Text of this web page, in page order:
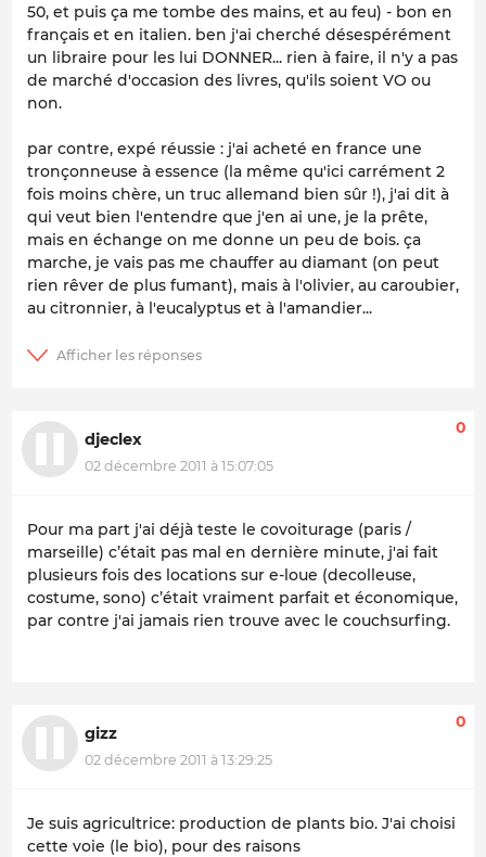
50, et puis ça me tombe des mains, et au feu) - bon en
français et en italien. ben j'ai cherché désespérément
un libraire pour les lui DONNER... rien à faire, il n'y a pas
de marché d'occasion des livres, qu'ils soient VO ou
non.
par contre, expé réussie : j'ai acheté en france une
tronçonneuse à essence (la même qu'ici carrément 2
fois moins chère, un truc allemand bien sûr !), j'ai dit à
qui veut bien l'entendre que j'en ai une, je la prête,
mais en échange on me donne un peu de bois. ça
marche, je vais pas me chauffer au diamant (on peut
rien rêver de plus fumant), mais à l'olivier, au caroubier,
au citronnier, à l'eucalyptus et à l'amandier...
djeclex
02 décembre 2011 à 15:07:05
0
Pour ma part j'ai déjà teste le covoiturage (paris /
marseille) c’était pas mal en dernière minute, j'ai fait
plusieurs fois des locations sur e-loue (decolleuse,
costume, sono) c’était vraiment parfait et économique,
par contre j'ai jamais rien trouve avec le couchsurfing.
gizz
02 décembre 2011 à 13:29:25
0
Je suis agricultrice: production de plants bio. J'ai choisi
cette voie (le bio), pour des raisons